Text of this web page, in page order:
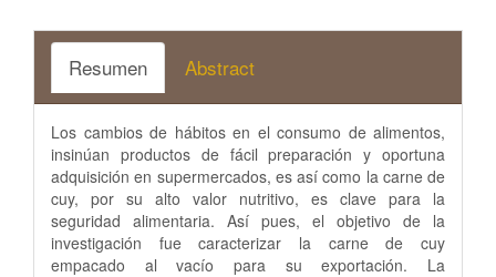
Resumen Abstract
Los cambios de hábitos en el consumo de alimentos,
insinúan productos de fácil preparación y oportuna
adquisición en supermercados, es así como la carne de
cuy, por su alto valor nutritivo, es clave para la
seguridad alimentaria. Así pues, el objetivo de la
investigación fue caracterizar la carne de cuy
empacado al vacío para su exportación. La